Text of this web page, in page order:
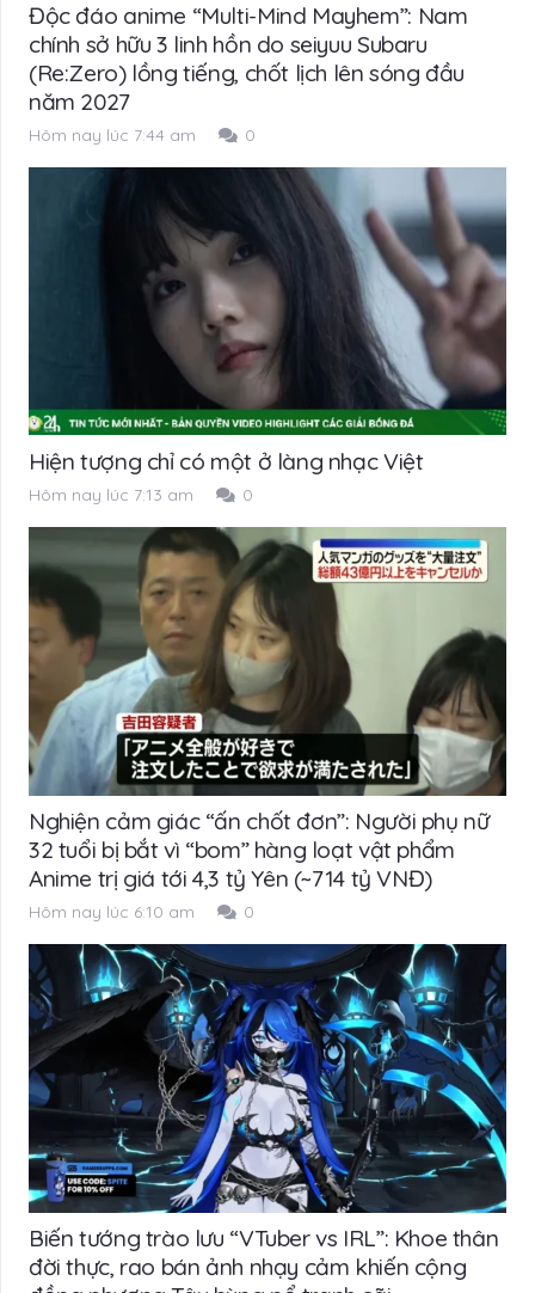
Độc đáo anime “Multi-Mind Mayhem”: Nam
chính sở hữu 3 linh hồn do seiyuu Subaru
(Re:Zero) lồng tiếng, chốt lịch lên sóng đầu
năm 2027
Hôm nay lúc 7:44 am 0
Hiện tượng chỉ có một ở làng nhạc Việt
Hôm nay lúc 7:13 am 0
Nghiện cảm giác “ấn chốt đơn”: Người phụ nữ
32 tuổi bị bắt vì “bom” hàng loạt vật phẩm
Anime trị giá tới 4,3 tỷ Yên (~714 tỷ VNĐ)
Hôm nay lúc 6:10 am 0
Biến tướng trào lưu “VTuber vs IRL”: Khoe thân
đời thực, rao bán ảnh nhạy cảm khiến cộng